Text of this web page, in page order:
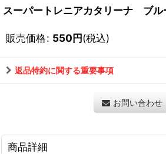
スーパートレニアカタリーナ ブル
販売価格: 550円(税込)
返品特約に関する重要事項
お問い合わせ
商品詳細